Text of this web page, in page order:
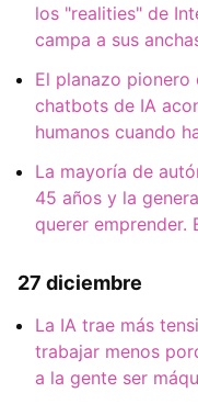
los "realities" de
campa a sus
El planazo
chatbots de IA
humanos cuando
La mayoría de
45 años y la
querer emprender.
27 diciembre
La IA trae más
trabajar menos
a la gente ser